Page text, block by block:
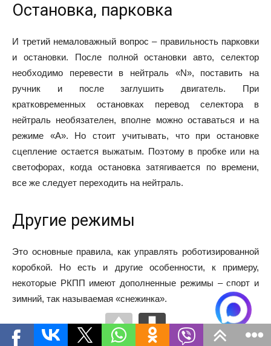
Остановка, парковка
И третий немаловажный вопрос – правильность парковки
и остановки. После полной остановки авто, селектор
необходимо перевести в нейтраль «N», поставить на
ручник и после заглушить двигатель. При
кратковременных остановках перевод селектора в
нейтраль необязателен, вполне можно оставаться и на
режиме «А». Но стоит учитывать, что при остановке
сцепление остается выжатым. Поэтому в пробке или на
светофорах, когда остановка затягивается по времени,
все же следует переходить на нейтраль.
Другие режимы
Это основные правила, как управлять роботизированной
коробкой. Но есть и другие особенности, к примеру,
некоторые РКПП имеют дополненные режимы – спорт и
зимний, так называемая «снежинка».
«Снежинка» направлена на то, чтобы как можно плавнее и